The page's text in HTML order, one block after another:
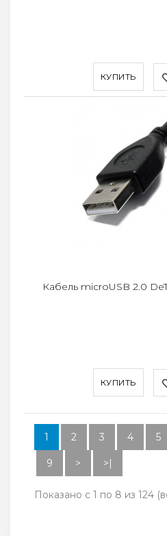
КУПИТЬ
КУПИТЬ
Кабель microUSB 2.0
1 2 3 4 5
9 > >|
Показано с 1 по 8 из 124